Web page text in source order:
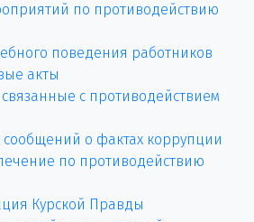
по противодействию
поведения работников
акты
с противодействием
сообщений о фактах коррупции
по противодействию
Курской Правды